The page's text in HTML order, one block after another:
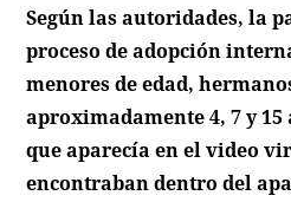
Según las autoridades, la
proceso de adopción
menores de edad,
aproximadamente 4, 7 y
que aparecía en el video
encontraban dentro del